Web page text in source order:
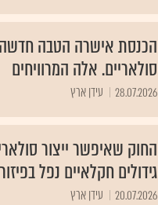
הכנסת אישרה הטבה
סולאריים. אלה המרוויחים
28.07.2026 עידן ארץ
החוק שאיפשר ייצור
גידולים חקלאיים נפל
20.07.2026 עידן ארץ